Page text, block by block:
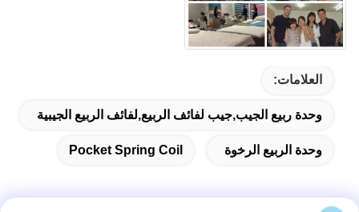
العلامات:
وحدة ربيع الجيب,جيب لفائف الربيع,لفائف الربيع الجيبية
وحدة الربيع الرخوة Pocket Spring Coil